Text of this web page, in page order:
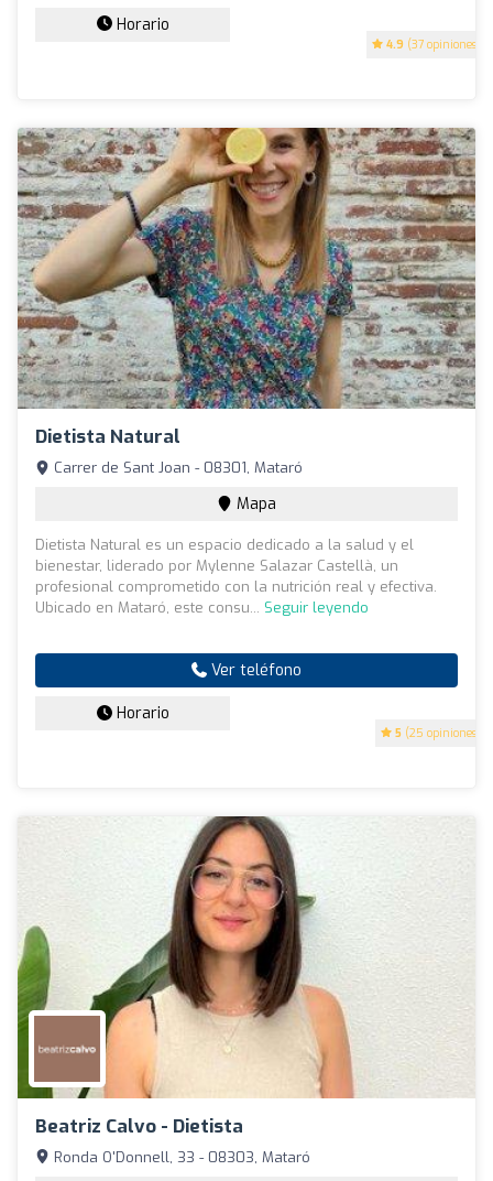
4.9 (37 opiniones)
Horario
Dietista Natural
5 (25 opiniones)
Carrer de Sant Joan - 08301, Mataró
Mapa
Dietista Natural es un espacio dedicado a la salud y el
bienestar, liderado por Mylenne Salazar Castellà, un
profesional comprometido con la nutrición real y efectiva.
Ubicado en Mataró, este consu... Seguir leyendo
Ver teléfono
Horario
Beatriz Calvo - Dietista
Ronda O'Donnell, 33 - 08303, Mataró